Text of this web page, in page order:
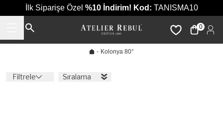
İlk Siparişe Özel %10 İndirim! Kod: TANISMA10
0
- Kolonya 80°
Filtrele Sıralama